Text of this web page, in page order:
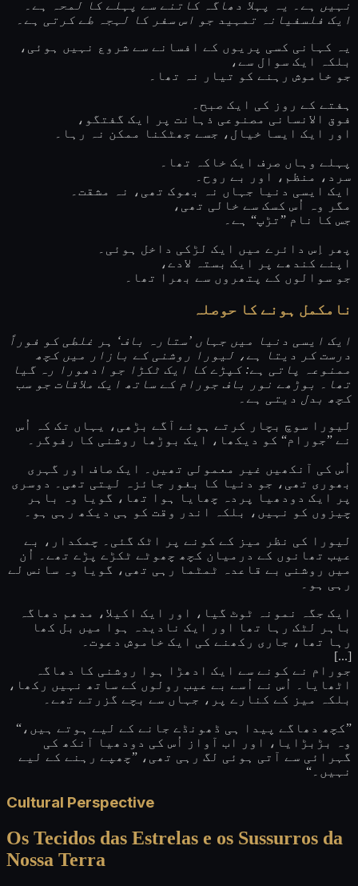
نہیں ہے۔ یہ پہلا دھاگہ کاتنے سے پہلے کا لمحہ ہے۔
ایک فلسفیانہ تمہید جو اس سفر کا لہجہ طے کرتی ہے۔
یہ کہانی کسی پریوں کے افسانے سے شروع نہیں ہوئی،
بلکہ ایک سوال سے،
جو خاموش رہنے کو تیار نہ تھا۔
ہفتے کے روز کی ایک صبح۔
فوق الانسانی مصنوعی ذہانت پر ایک گفتگو،
اور ایک ایسا خیال، جسے جھٹکنا ممکن نہ رہا۔
پہلے وہاں صرف ایک خاکہ تھا۔
سرد، منظم، اور بے روح۔
ایک ایسی دنیا جہاں نہ بھوک تھی، نہ مشقت۔
مگر وہ اُس کسک سے خالی تھی،
جس کا نام ”تڑپ“ ہے۔
پھر اِس دائرے میں ایک لڑکی داخل ہوئی۔
اپنے کندھے پر ایک بستہ لادے،
جو سوالوں کے پتھروں سے بھرا تھا۔
نامکمل ہونے کا حوصلہ
ایک ایسی دنیا میں جہاں ’ستارہ باف‘ ہر غلطی کو فوراً
درست کر دیتا ہے، لیورا روشنی کے بازار میں کچھ
ممنوعہ پاتی ہے: کپڑے کا ایک ٹکڑا جو ادھورا رہ گیا
تھا۔ بوڑھے نور باف جورام کے ساتھ ایک ملاقات جو سب
کچھ بدل دیتی ہے۔
لیورا سوچ بچار کرتے ہوئے آگے بڑھی، یہاں تک کہ اُس
نے ”جورام“ کو دیکھا، ایک بوڑھا روشنی کا رفوگر۔
اُس کی آنکھیں غیر معمولی تھیں۔ ایک صاف اور گہری
بھوری تھی، جو دنیا کا بغور جائزہ لیتی تھی۔ دوسری
پر ایک دودھیا پردہ چھایا ہوا تھا، گویا وہ باہر
چیزوں کو نہیں، بلکہ اندر وقت کو ہی دیکھ رہی ہو۔
لیورا کی نظر میز کے کونے پر اٹک گئی۔ چمکدار، بے
عیب تھانوں کے درمیان کچھ چھوٹے ٹکڑے پڑے تھے۔ اُن
میں روشنی بے قاعدہ ٹمٹما رہی تھی، گویا وہ سانس لے
رہی ہو۔
ایک جگہ نمونہ ٹوٹ گیا، اور ایک اکیلا، مدھم دھاگہ
باہر لٹک رہا تھا اور ایک نادیدہ ہوا میں بل کھا
رہا تھا، جاری رکھنے کی ایک خاموش دعوت۔
[...]
جورام نے کونے سے ایک ادھڑا ہوا روشنی کا دھاگہ
اٹھایا۔ اُس نے اُسے بے عیب رولوں کے ساتھ نہیں رکھا،
بلکہ میز کے کنارے پر، جہاں سے بچے گزرتے تھے۔
”کچھ دھاگے پیدا ہی ڈھونڈے جانے کے لیے ہوتے ہیں،“
وہ بڑبڑایا، اور اب آواز اُس کی دودھیا آنکھ کی
گہرائی سے آتی ہوئی لگ رہی تھی، ”چھپے رہنے کے لیے
نہیں۔“
Cultural Perspective
Os Tecidos das Estrelas e os Sussurros da
Nossa Terra